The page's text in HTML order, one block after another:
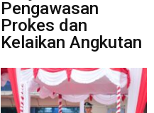
Pengawasan
Prokes dan
Kelaikan Angkutan